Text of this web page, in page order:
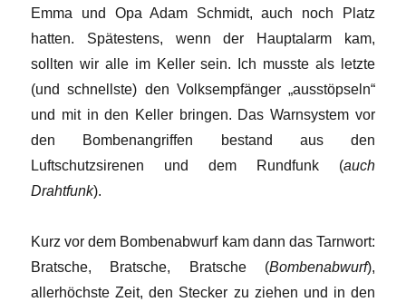
Emma und Opa Adam Schmidt, auch noch Platz
hatten. Spätestens, wenn der Hauptalarm kam,
sollten wir alle im Keller sein. Ich musste als letzte
(und schnellste) den Volksempfänger „ausstöpseln“
und mit in den Keller bringen. Das Warnsystem vor
den Bombenangriffen bestand aus den
Luftschutzsirenen und dem Rundfunk (auch
Drahtfunk).
Kurz vor dem Bombenabwurf kam dann das Tarnwort:
Bratsche, Bratsche, Bratsche (Bombenabwurf),
allerhöchste Zeit, den Stecker zu ziehen und in den